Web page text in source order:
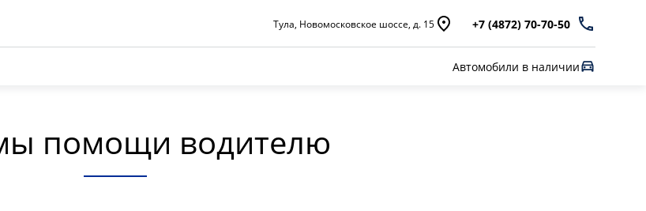
Тула, Новомосковское шоссе, д. 15 +7 (4872) 70-70-50
Автомобили в наличии
помощи водителю